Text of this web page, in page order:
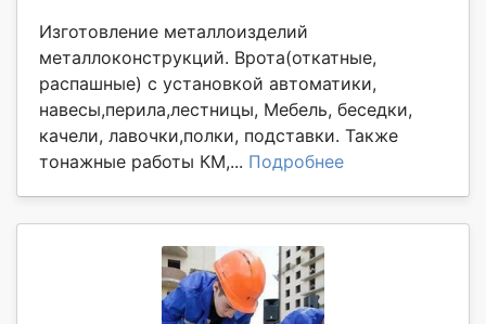
Изготовление металлоизделий
металлоконструкций. Врота(откатные,
распашные) с установкой автоматики,
навесы,перила,лестницы, Мебель, беседки,
качели, лавочки,полки, подставки. Также
тонажные работы КМ,... Подробнее